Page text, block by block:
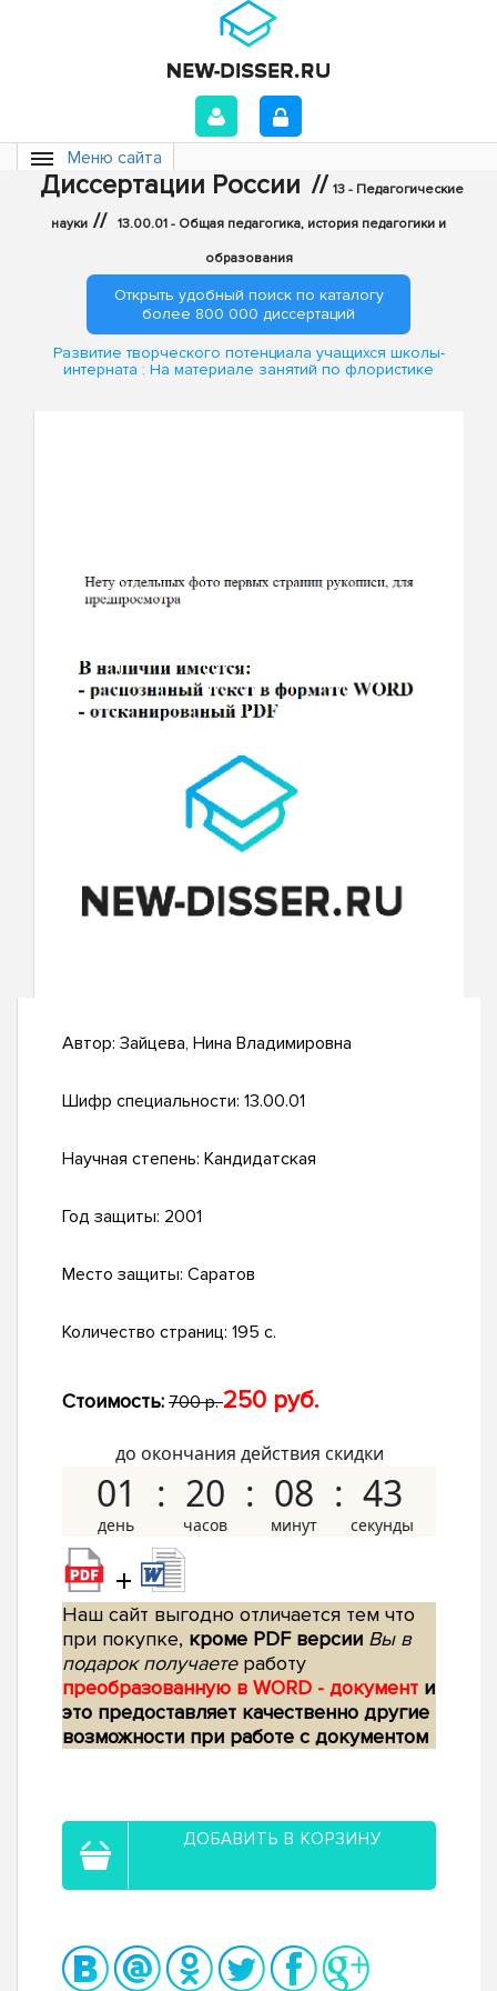
Меню сайта
Диссертации России // 13 - Педагогические
науки // 13.00.01 - Общая педагогика, история педагогики и
образования
Открыть удобный поиск по каталогу
более 800 000 диссертаций
Развитие творческого потенциала учащихся школы-
интерната : На материале занятий по флористике
Автор: Зайцева, Нина Владимировна
Шифр специальности: 13.00.01
Научная степень: Кандидатская
Год защиты: 2001
Место защиты: Саратов
Количество страниц: 195 с.
Стоимость: 700 р.250 руб.
до окончания действия скидки
01 20 08 42
+
Наш сайт выгодно отличается тем что
при покупке, кроме PDF версии Вы в
подарок получаетеработу
преобразованную в WORD - документ и
это предоставляет качественно другие
возможности при работе с документом
ДОБАВИТЬ В КОРЗИНУ